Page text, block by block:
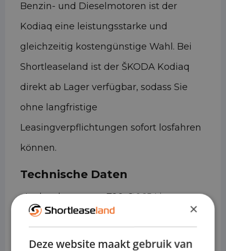
Benzin- und Dieselmotoren ist der
Kodiaq eine leistungsstarke und
gleichzeitig kostengünstige Wahl. Bei
Shortleaseland ist der ŠKODA Kodiaq
direkt ab Lager verfügbar, sodass Sie
ohne langfristige
Leasingverpflichtungen sofort losfahren
können.
Technische Daten
• Ladevolumen: ca. 720–2.065 Liter
(Gepäckraum bei umgeklappter
Rücksitzbank)
×
Deze website maakt gebruik van